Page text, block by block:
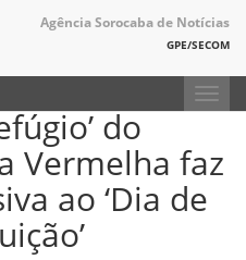
Agência Sorocaba de Notícias
GPE/SECOM
do
Vermelha faz
ao ‘Dia de